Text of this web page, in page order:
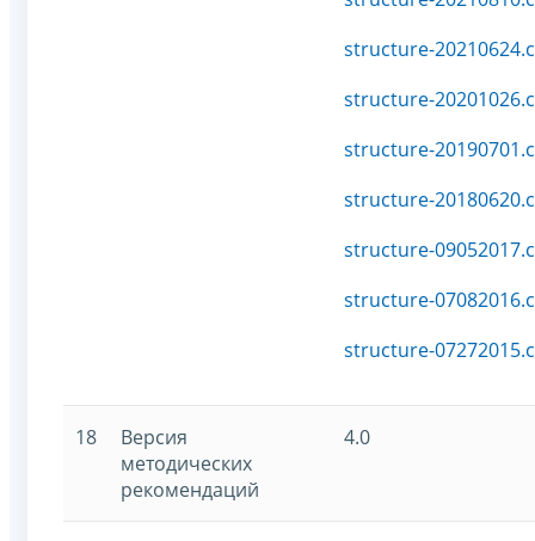
structure-
structure-
structure-
structure-
structure-
structure-
structure-
18
Версия
методических
рекомендаций
4.0